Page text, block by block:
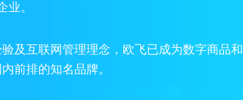
业。
及互联网管理理念，欧飞已成为数字商品和
前排的知名品牌。